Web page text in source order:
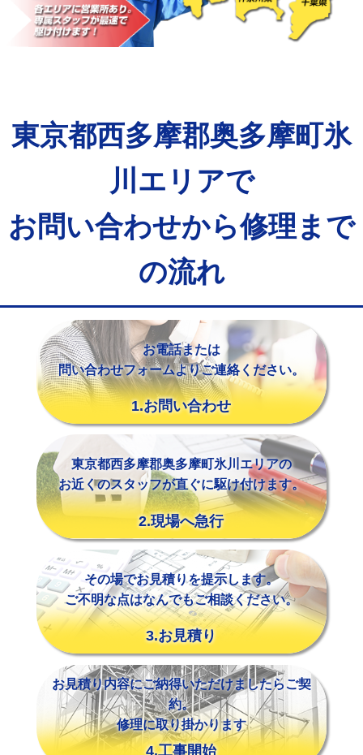
マス交換（土の掘削・埋め戻し作業）
コンクリート斫り（厚さ10㎝まで） 27,500円
コンクリート斫り（厚さ10㎝超え） 38,500円
モルタル補修（厚さ10㎝超え） 38,500円
※給水管工事は20mmまでの価格です。
東京都西多摩郡奥多摩町氷
川エリアで
お問い合わせから修理まで
の流れ
お電話または
問い合わせフォームよりご連絡ください。
1.お問い合わせ
東京都西多摩郡奥多摩町氷川エリアの
お近くのスタッフが直ぐに駆け付けます。
2.現場へ急行
その場でお見積りを提示します。
ご不明な点はなんでもご相談ください。
3.お見積り
お見積り内容にご納得いただけましたらご契
約。
修理に取り掛かります
4.工事開始